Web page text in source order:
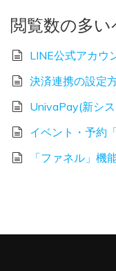
閲覧数の多い
LINE公式アカウ
決済連携の設定
UnivaPay(新シ
イベント・予約
「ファネル」機